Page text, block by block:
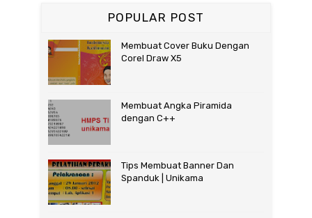
POPULAR POST
Membuat Cover Buku Dengan
Corel Draw X5
Membuat Angka Piramida
dengan C++
Tips Membuat Banner Dan
Spanduk | Unikama